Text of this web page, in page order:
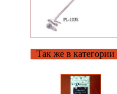
Так же в категории